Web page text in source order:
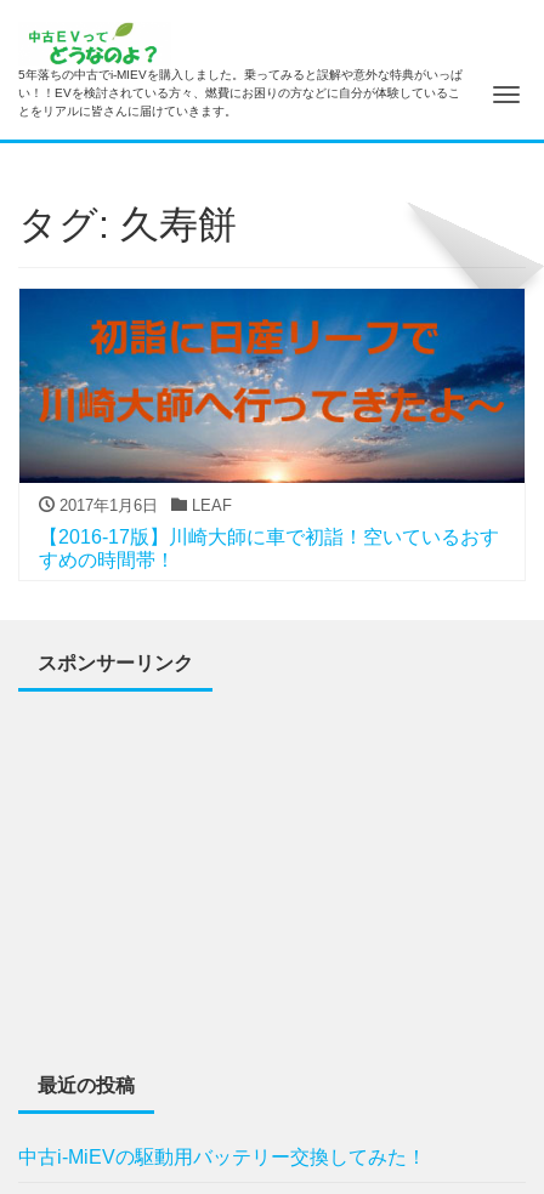
5年落ちの中古でi-MIEVを購入しました。乗ってみると誤解や意外な特典がいっぱ
い！！EVを検討されている方々、燃費にお困りの方などに自分が体験しているこ
とをリアルに皆さんに届けていきます。
ナ
タグ: 久寿餅
2017年1月6日 LEAF
【2016-17版】川崎大師に車で初詣！空いているおす
すめの時間帯！
スポンサーリンク
最近の投稿
中古i-MiEVの駆動用バッテリー交換してみた！